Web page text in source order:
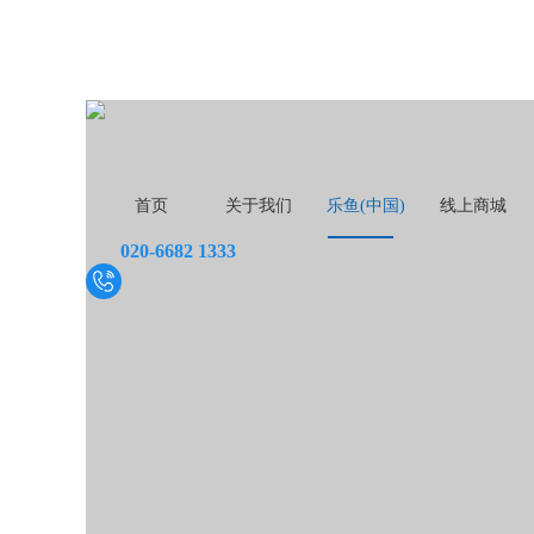
首页 关于我们 乐鱼(中国) 线上商城
020-6682 1333